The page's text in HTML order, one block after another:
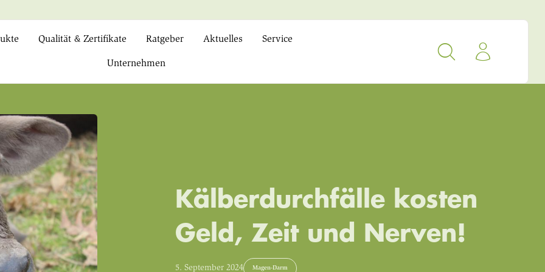
Qualität & Zertifikate Ratgeber Aktuelles Service
Unternehmen
Kälberdurchfälle kosten
Geld, Zeit und Nerven!
5. September 2024 Magen-Darm